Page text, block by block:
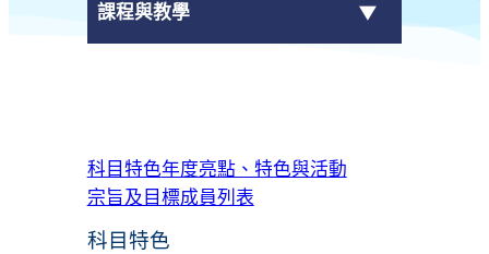
課程與教學
科目
跨學科課程 (LAC)
科目特色年度亮點、特色與活動
宗旨及目標成員列表
科目特色